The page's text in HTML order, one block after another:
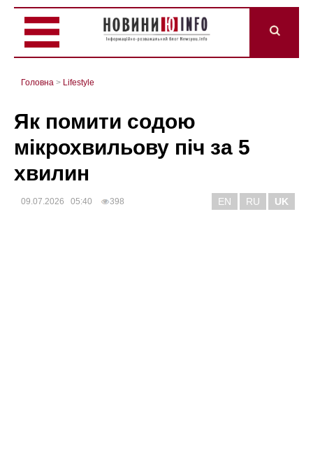
Головна > Lifestyle
Як помити содою
мікрохвильову піч за 5
хвилин
09.07.2026 05:40 398 EN RU UK